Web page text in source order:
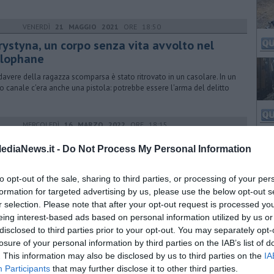
- Do Not Process My Personal Information
opt-out of the sale, sharing to third parties, or processing of your
for targeted advertising by us, please use the below opt-out
selection. Please note that after your opt-out request is processed
interest-based ads based on personal information utilized by us
to third parties prior to your opt-out. You may separately
of your personal information by third parties on the IAB’s list of
This information may also be disclosed by us to third parties on the
Participants that may further disclose it to other third parties.
VENERDÌ 21 MAGGIO 2021 ORE 18:50
un corpo senza vita avvolto nel
della ragazza scomparsa è stato ritrovato in un casolare. In un
canale c'era anche una pistola: potrebbe essere l'arma del delitto
MERCOLEDÌ16 MARZO 2022ORE 18:15
della ketamina gira sui taxi abusivi
DOMENICA21 MAGGIO 2023ORE 15:15
nello stomaco per oltre un chilo di eroina
degli stupefacenti se immessi sul mercato è stato stimato in circa
euro. Due arrestati, uno di loro portato in ospedale